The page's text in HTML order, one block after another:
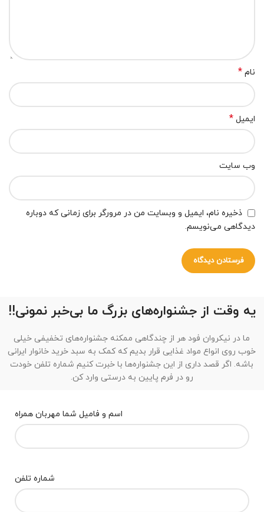
نام *
ایمیل *
وب‌ سایت
ذخیره نام، ایمیل و وبسایت من در مرورگر برای زمانی که دوباره
دیدگاهی می‌نویسم.
یه وقت از جشنواره‌های بزرگ ما بی‌خبر نمونی!!
ما در نیکروان فود هر از چندگاهی ممکنه جشنواره‌های تخفیفی خیلی
خوب روی انواع مواد غذایی قرار بدیم که کمک به سبد خرید خانوار ایرانی
باشه. اگر قصد داری از این جشنواره‌ها با خبرت کنیم شماره تلفن خودت
رو در فرم پایین به درستی وارد کن.
اسم و فامیل شما مهربان همراه
شماره تلفن